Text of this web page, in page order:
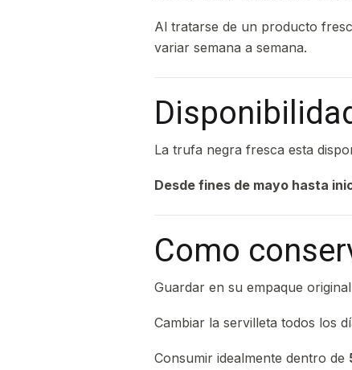
Al tratarse de un producto
variar semana a semana.
La trufa negra fresca esta
Desde fines de mayo hasta
Como
Guardar en su empaque
Cambiar la servilleta todos los
Consumir idealmente dentro de